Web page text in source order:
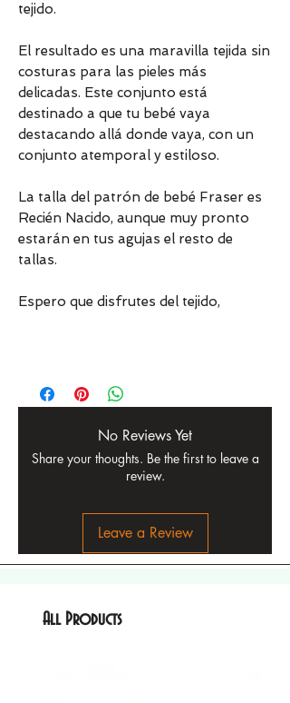
tejido.
El resultado es una maravilla tejida sin
costuras para las pieles más
delicadas. Este conjunto está
destinado a que tu bebé vaya
destacando allá donde vaya, con un
conjunto atemporal y estiloso.
La talla del patrón de bebé Fraser es
Recién Nacido, aunque muy pronto
estarán en tus agujas el resto de
tallas.
Espero que disfrutes del tejido,
No Reviews Yet
Share your thoughts. Be the first to leave a
review.
Leave a Review
All Products